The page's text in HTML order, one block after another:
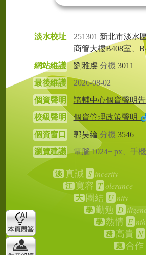
淡水校址 251301 新北市淡水
商管大樓B408室、
網站維護
劉雅虔分機 3011
最後維護
2026-08-02
個資聲明
諮輔中心個資聲明
校級聲明
個資管理政策聲明
個資窗口 郭昊綸 分機 3546
瀏覽建議
電腦 1024+ px、手
淡 真誠 S incerity
江 寬容 T olerance
大 團結 U nity
學 勤勉 D
學 熱情 E
務 高貴 N
處 合作